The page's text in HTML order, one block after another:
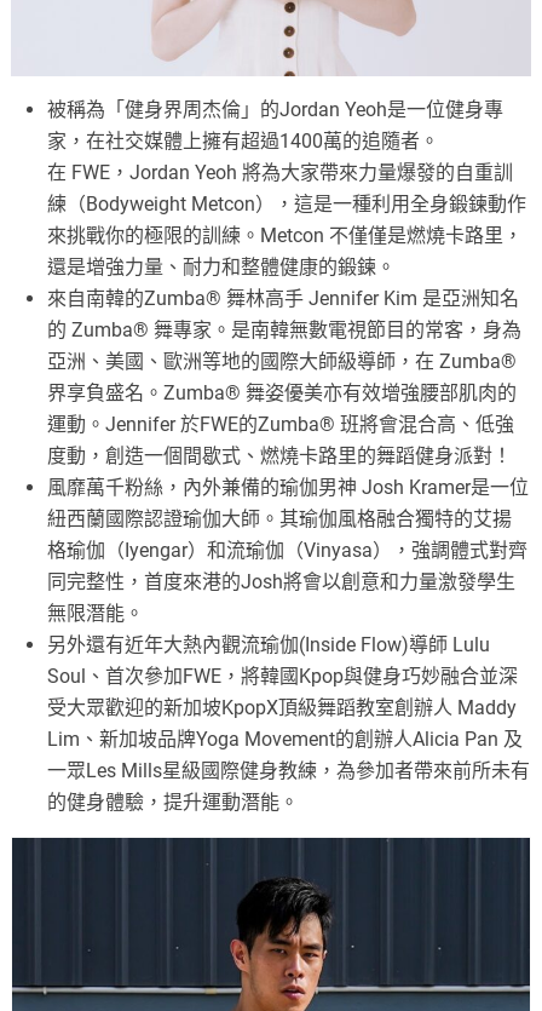
被稱為「健身界周杰倫」的Jordan Yeoh是一位健身專
家，在社交媒體上擁有超過1400萬的追隨者。
在 FWE，Jordan Yeoh 將為大家帶來力量爆發的自重訓
練（Bodyweight Metcon），這是一種利用全身鍛鍊動作
來挑戰你的極限的訓練。Metcon 不僅僅是燃燒卡路里，
還是增強力量、耐力和整體健康的鍛鍊。
來自南韓的Zumba® 舞林高手 Jennifer Kim 是亞洲知名
的 Zumba® 舞專家。是南韓無數電視節目的常客，身為
亞洲、美國、歐洲等地的國際大師級導師，在 Zumba®
界享負盛名。Zumba® 舞姿優美亦有效增強腰部肌肉的
運動。Jennifer 於FWE的Zumba® 班將會混合高、低強
度動，創造一個間歇式、燃燒卡路里的舞蹈健身派對！
風靡萬千粉絲，內外兼備的瑜伽男神 Josh Kramer是一位
紐西蘭國際認證瑜伽大師。其瑜伽風格融合獨特的艾揚
格瑜伽（Iyengar）和流瑜伽（Vinyasa），強調體式對齊
同完整性，首度來港的Josh將會以創意和力量激發學生
無限潛能。
另外還有近年大熱內觀流瑜伽(Inside Flow)導師 Lulu
Soul、首次參加FWE，將韓國Kpop與健身巧妙融合並深
受大眾歡迎的新加坡KpopX頂級舞蹈教室創辦人 Maddy
Lim、新加坡品牌Yoga Movement的創辦人Alicia Pan 及
一眾Les Mills星級國際健身教練，為參加者帶來前所未有
的健身體驗，提升運動潛能。